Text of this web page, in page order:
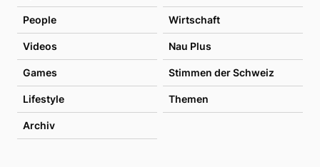
People Wirtschaft
Videos Nau Plus
Games Stimmen der Schweiz
Lifestyle Themen
Archiv